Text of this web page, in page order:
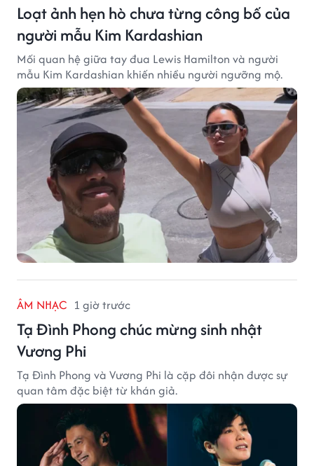
Loạt ảnh hẹn hò chưa từng công bố của
người mẫu Kim Kardashian
Mối quan hệ giữa tay đua Lewis Hamilton và người
mẫu Kim Kardashian khiến nhiều người ngưỡng mộ.
ÂM NHẠC 1 giờ trước
Tạ Đình Phong chúc mừng sinh nhật
Vương Phi
Tạ Đình Phong và Vương Phi là cặp đôi nhận được sự
quan tâm đặc biệt từ khán giả.